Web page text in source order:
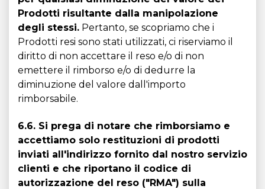
Prodotti risultante dalla manipolazione
degli stessi. Pertanto, se scopriamo che i
Prodotti resi sono stati utilizzati, ci riserviamo il
diritto di non accettare il reso e/o di non
emettere il rimborso e/o di dedurre la
diminuzione del valore dall'importo
rimborsabile.
6.6. Si prega di notare che rimborsiamo e
accettiamo solo restituzioni di prodotti
inviati all'indirizzo fornito dal nostro servizio
clienti e che riportano il codice di
autorizzazione del reso ("RMA") sulla